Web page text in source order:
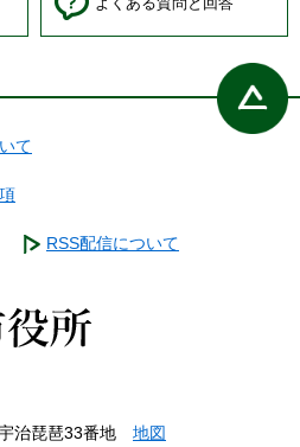
て
RSS配信について
治琵琶33番地 地図